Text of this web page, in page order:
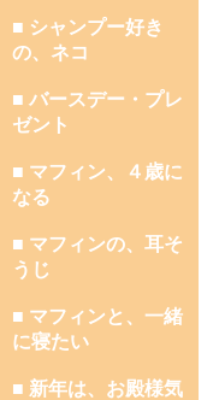
■ シャンプー好き
の、ネコ
■ バースデー・プレ
ゼント
■ マフィン、４歳に
なる
■ マフィンの、耳そ
うじ
■ マフィンと、一緒
に寝たい
■ 新年は、お殿様気